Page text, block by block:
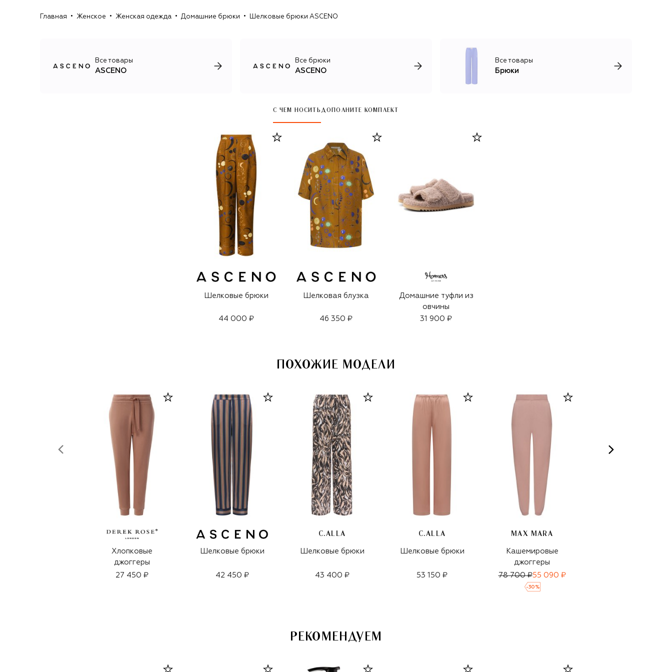
Главная Женское Женская одежда Домашние брюки Шелковые брюки ASCENO
Все товары
ASCENO
Все брюки
ASCENO
Все товары
Брюки
С ЧЕМ НОСИТЬ ДОПОЛНИТЕ КОМПЛЕКТ
Шелковые брюки
44 000 ₽
Шелковая блузка
46 350 ₽
Домашние туфли из
овчины
31 900 ₽
ПОХОЖИЕ МОДЕЛИ
Хлопковые
джоггеры
27 450 ₽
Шелковые брюки
42 450 ₽
C.ALLA
Шелковые брюки
43 400 ₽
C.ALLA
Шелковые брюки
53 150 ₽
MAX MARA
Кашемировые
джоггеры
78 700 ₽55 090 ₽
-30 %
РЕКОМЕНДУЕМ